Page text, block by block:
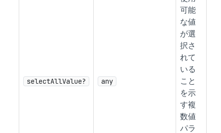
selectAllValue? any
可能
な値
が選
択さ
れて
いる
こと
を示
す複
数値
パラ